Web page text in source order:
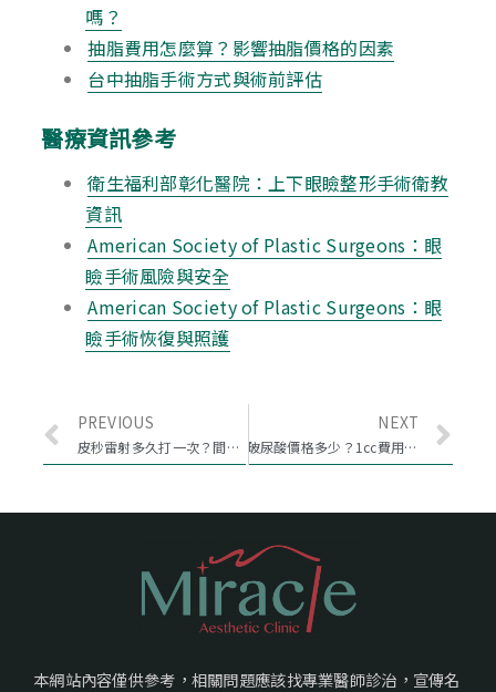
嗎？
抽脂費用怎麼算？影響抽脂價格的因素
台中抽脂手術方式與術前評估
醫療資訊參考
衛生福利部彰化醫院：上下眼瞼整形手術衛教
資訊
American Society of Plastic Surgeons：眼
瞼手術風險與安全
American Society of Plastic Surgeons：眼
瞼手術恢復與照護
PREVIOUS
皮秒雷射多久打一次？間隔時間、次數與維持效果解析
NEXT
玻尿酸價格多少？1cc費用與各部位行情整理
本網站內容僅供參考，相關問題應該找專業醫師診治，宣傳名